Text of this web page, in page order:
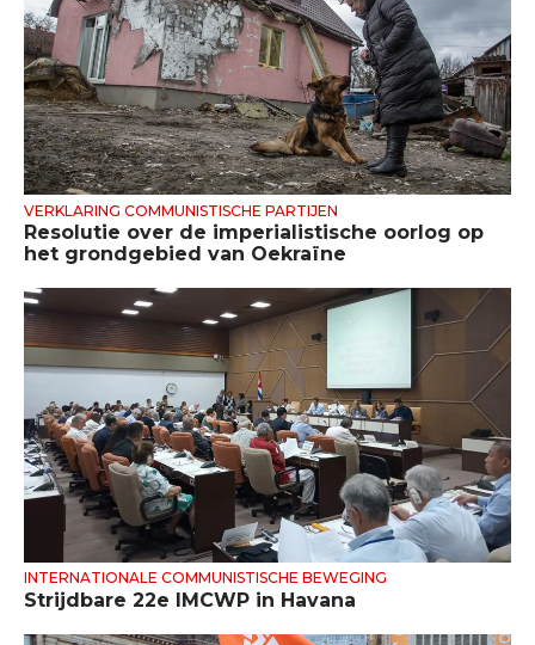
VERKLARING COMMUNISTISCHE PARTIJEN
Resolutie over de imperialistische oorlog op
het grondgebied van Oekraïne
INTERNATIONALE COMMUNISTISCHE BEWEGING
Strijdbare 22e IMCWP in Havana